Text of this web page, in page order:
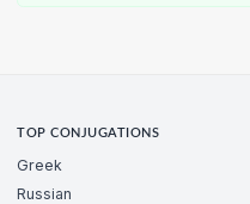
TOP CONJUGATIONS
Greek
Russian